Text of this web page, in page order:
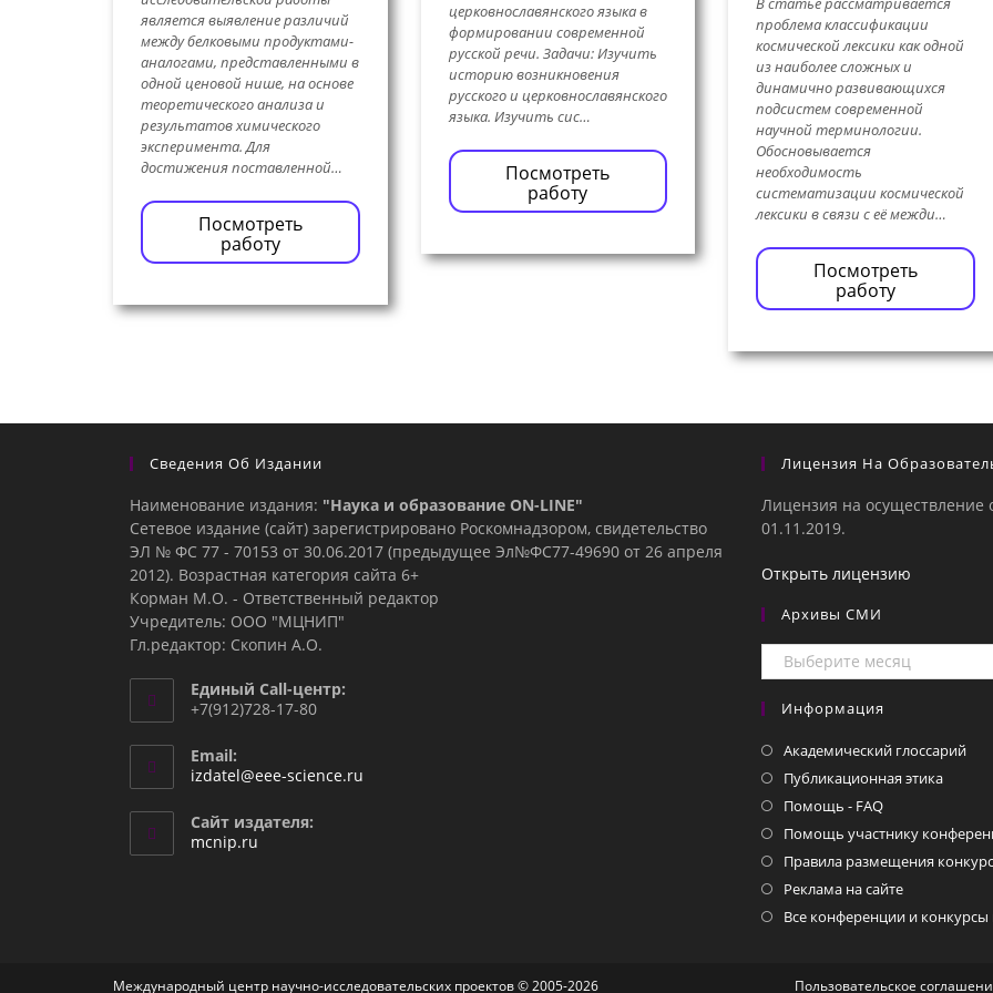
является выявление различий
между белковыми продуктами-
аналогами, представленными в
одной ценовой нише, на основе
теоретического анализа и
результатов химического
эксперимента. Для
достижения поставленной…
Посмотреть
работу
церковнославянского языка в
формировании современной
русской речи. Задачи: Изучить
историю возникновения
русского и церковнославянского
языка. Изучить сис…
Посмотреть
работу
проблема классификации
космической лексики как одной
из наиболее сложных и
динамично развивающихся
подсистем современной
научной терминологии.
Обосновывается
необходимость
систематизации космической
лексики в связи с её межди…
Посмотреть
работу
Сведения Об Издании
Наименование издания: "Наука и образование ON-LINE"
Сетевое издание (сайт) зарегистрировано Роскомнадзором, свидетельство
ЭЛ № ФС 77 - 70153 от 30.06.2017 (предыдущее Эл№ФC77-49690 от 26 апреля
2012). Возрастная категория сайта 6+
Корман М.О. - Ответственный редактор
Учредитель: ООО "МЦНИП"
Гл.редактор: Скопин А.О.
Единый Call-центр:
+7(912)728-17-80
Email:
izdatel@eee-science.ru
Сайт издателя:
mcnip.ru
Лицензия На
Лицензия на осуществление
01.11.2019.
Открыть лицензию
Архивы СМИ
Архивы
СМИ
Информация
Академический глоссарий
Публикационная этика
Помощь - FAQ
Помощь участнику
Правила размещения
Реклама на сайте
Все конференции и конкурсы
Пользовательское
Международный центр научно-исследовательских проектов © 2005-2026